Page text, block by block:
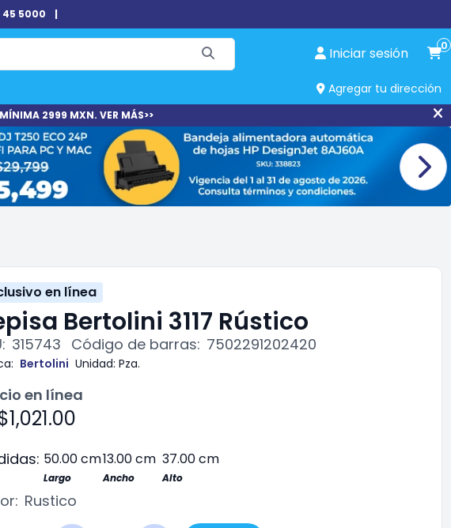
5000 |
Iniciar sesión 0
Agregar tu dirección
2999 MXN. VER MÁS>>
en línea
Bertolini 3117 Rústico
315743 Código de barras: 7502291202420
Bertolini Unidad: Pza.
en línea
50.00 cm13.00 cm 37.00 cm
Largo Ancho Alto
Rustico